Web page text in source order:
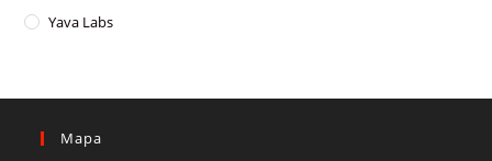
Yava Labs
Mapa